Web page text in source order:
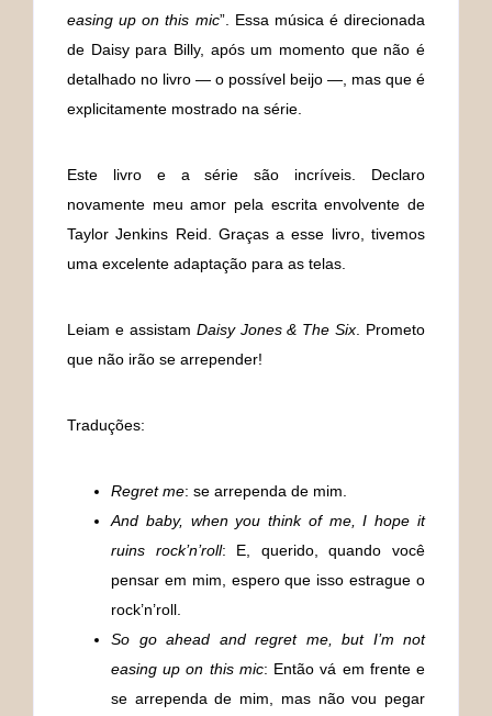
easing up on this mic”. Essa música é direcionada
de Daisy para Billy, após um momento que não é
detalhado no livro — o possível beijo —, mas que é
explicitamente mostrado na série.
Este livro e a série são incríveis. Declaro
novamente meu amor pela escrita envolvente de
Taylor Jenkins Reid. Graças a esse livro, tivemos
uma excelente adaptação para as telas.
Leiam e assistam Daisy Jones & The Six . Prometo
que não irão se arrepender!
Traduções:
Regret me: se arrependa de mim.
And baby, when you think of me, I hope it
ruins rock’n’roll: E, querido, quando você
pensar em mim, espero que isso estrague o
rock’n’roll.
So go ahead and regret me, but I’m not
easing up on this mic: Então vá em frente e
se arrependa de mim, mas não vou pegar